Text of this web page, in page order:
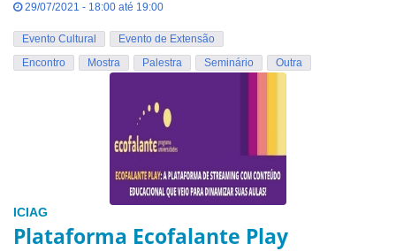
29/07/2021 - 18:00 até 19:00
Evento Cultural
Evento de Extensão
Encontro
Mostra Palestra Seminário Outra
ICIAG
Plataforma Ecofalante Play